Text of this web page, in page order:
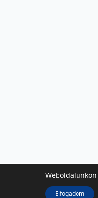
Weboldalunkon
Elfogadom